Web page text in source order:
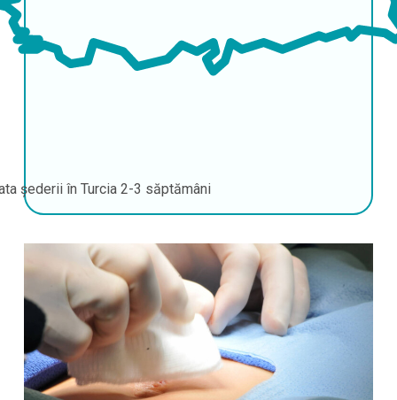
șederii în Turcia 2-3 săptămâni